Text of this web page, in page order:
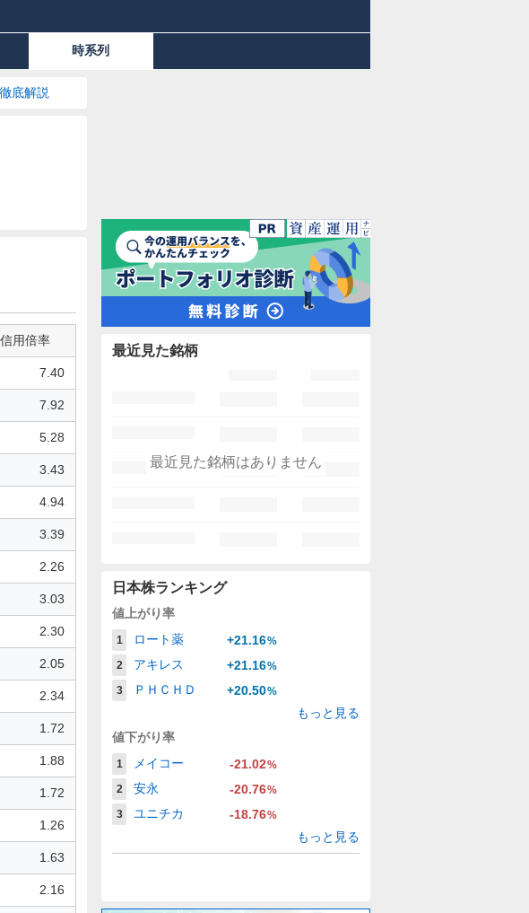
時系列
底解説
信用倍率
7.40
7.92
5.28
3.43
4.94
3.39
2.26
3.03
2.30
2.05
2.34
1.72
1.88
1.72
1.26
1.63
2.16
最近見た銘柄
最近見た銘柄はありません
日本株ランキング
値上がり率
1 ロート薬 +21.16%
2
アキレス +21.16%
3
ＰＨＣＨＤ +20.50%
もっと見る
値下がり率
1 メイコー -21.02%
2
安永 -20.76%
3
ユニチカ -18.76%
もっと見る